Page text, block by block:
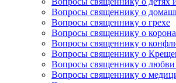
Вопросы священнику о
Вопросы священнику о грехе
Вопросы священнику о
Вопросы священнику о
Вопросы священнику о
Вопросы священнику о
Вопросы священнику о